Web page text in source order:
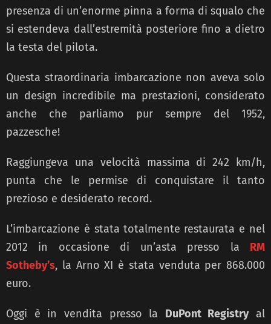
presenza di un’enorme pinna a forma di squalo che
si estendeva dall’estremità posteriore fino a dietro
la testa del pilota.
Questa straordinaria imbarcazione non aveva solo
un design incredibile ma prestazioni, considerato
anche che parliamo pur sempre del 1952,
pazzesche!
Raggiungeva una velocità massima di 242 km/h,
punta che le permise di conquistare il tanto
prezioso e desiderato record.
L’imbarcazione è stata totalmente restaurata e nel
2012 in occasione di un’asta presso la RM
Sotheby’s, la Arno XI è stata venduta per 868.000
euro.
Oggi è in vendita presso la DuPont Registryal